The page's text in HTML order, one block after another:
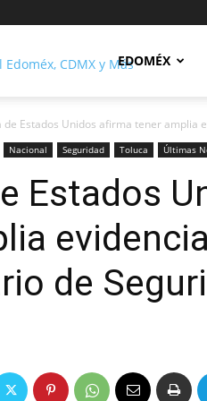
Notidex
EDOMÉX
de Estados Unidos afirma tener amplia
Nacional Seguridad Toluca Últimas
Estados
de